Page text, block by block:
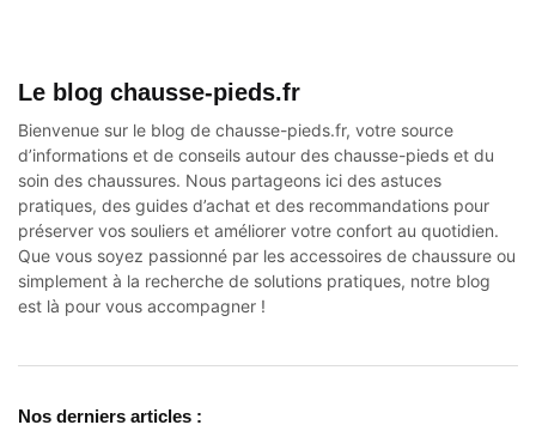
Le blog chausse-pieds.fr
Bienvenue sur le blog de chausse-pieds.fr, votre source
d’informations et de conseils autour des chausse-pieds et du
soin des chaussures. Nous partageons ici des astuces
pratiques, des guides d’achat et des recommandations pour
préserver vos souliers et améliorer votre confort au quotidien.
Que vous soyez passionné par les accessoires de chaussure ou
simplement à la recherche de solutions pratiques, notre blog
est là pour vous accompagner !
Nos derniers articles :